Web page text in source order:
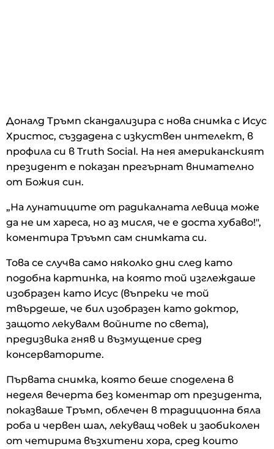
Доналд Тръмп скандализира с нова снимка с Исус
Христос, създадена с изкуствен интелект, в
профила си в Truth Social. На нея американският
президент е показан прегърнат внимателно
от Божия син.
„На лунатиците от радикалната левица може
да не им хареса, но аз мисля, че е доста хубаво!",
коментира Тръъмп сам снимката си.
Това се случва само няколко дни след като
подобна картинка, на която той изглеждаше
изобразен като Исус (въпреки че той
твърдеше, че бил изобразен като доктор,
защото лекувалм войните по света),
предизвика гняв и възмущение сред
консерваторите.
Първата снимка, която беше споделена в
неделя вечерта без коментар от президента,
показваше Тръмп, облечен в традиционна бяла
роба и червен шал, лекуващ човек и заобиколен
от четирима възхитени хора, сред които